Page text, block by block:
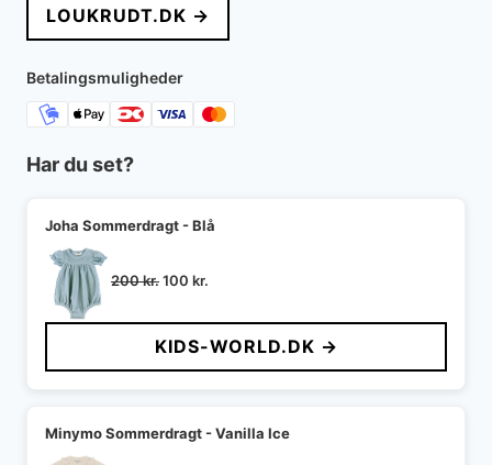
var:
149 kr..
er:
113 kr..
LOUKRUDT.DK →
Betalingsmuligheder
Har du set?
Joha Sommerdragt - Blå
200kr.Den
pris
var:
200 kr..
100 kr.
pris
er:
100 kr..
KIDS-WORLD.DK →
Minymo Sommerdragt - Vanilla Ice